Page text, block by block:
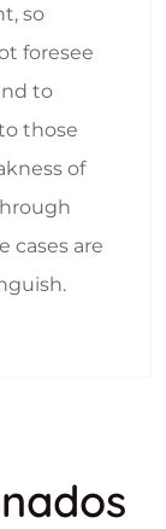
so
foresee
to
those
of
cases are